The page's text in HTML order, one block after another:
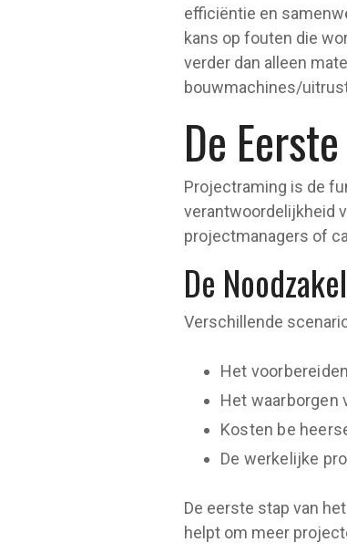
efficiëntie en
kans op fouten die
verder dan alleen
bouwmachines/
De
Projectraming is de
verantwoordelijkheid
projectmanagers of
De
Verschillende
Het
Het waarborgen
Kosten be
De werkelijke
De eerste stap van
helpt om meer